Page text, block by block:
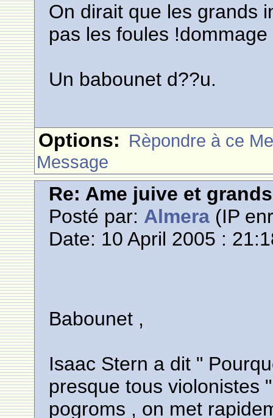
On dirait que les grands
pas les foules !dommage
Un babounet d??u.
Options: Rèpondre à ce
Message
Re: Ame juive et
Posté par: Almera (IP
Date: 10 April 2005 :
Babounet ,
Isaac Stern a dit "
presque tous violonistes
pogroms , on met